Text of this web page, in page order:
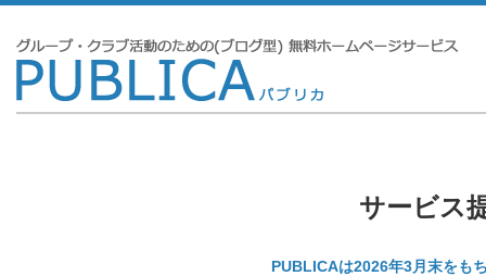
サービス
PUBLICAは2026年3月末をも